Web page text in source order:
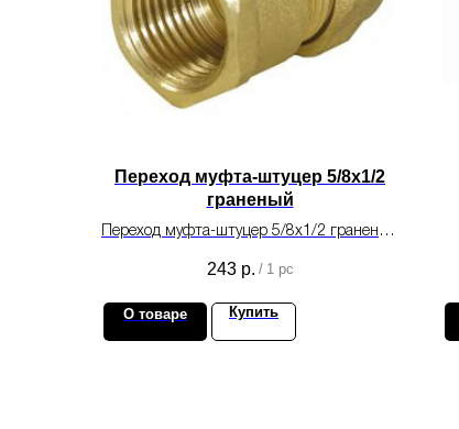
Переход муфта-штуцер 5/8х1/2
граненый
Переход муфта-штуцер 5/8х1/2 граненый
кондиционирования.
243 р. / 1 pc
О товаре Купить